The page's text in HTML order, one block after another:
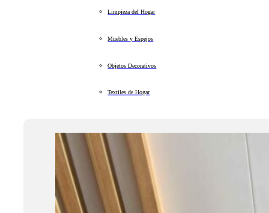
Limpieza del Hogar
Muebles y Espejos
Objetos Decorativos
Textiles de Hogar